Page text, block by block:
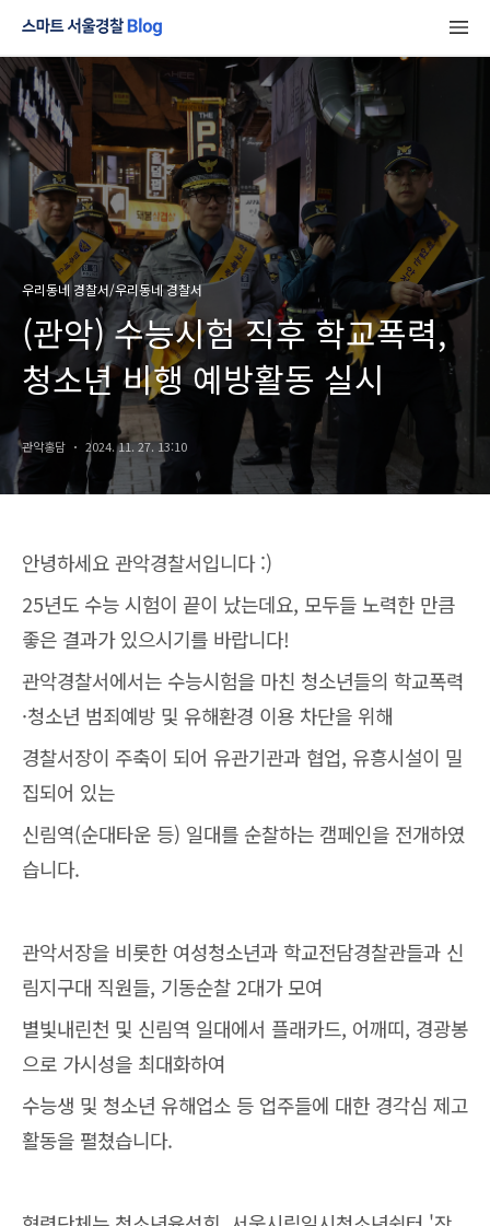
우리동네 경찰서/우리동네 경찰서
(관악) 수능시험 직후 학교폭력,
청소년 비행 예방활동 실시
관악홍담 2024. 11. 27. 13:10
안녕하세요 관악경찰서입니다 :)
25년도 수능 시험이 끝이 났는데요, 모두들 노력한 만큼
좋은 결과가 있으시기를 바랍니다!
관악경찰서에서는 수능시험을 마친 청소년들의 학교폭력
·청소년 범죄예방 및 유해환경 이용 차단을 위해
경찰서장이 주축이 되어 유관기관과 협업, 유흥시설이 밀
집되어 있는
신림역(순대타운 등) 일대를 순찰하는 캠페인을 전개하였
습니다.
관악서장을 비롯한 여성청소년과 학교전담경찰관들과 신
림지구대 직원들, 기동순찰 2대가 모여
별빛내린천 및 신림역 일대에서 플래카드, 어깨띠, 경광봉
으로 가시성을 최대화하여
수능생 및 청소년 유해업소 등 업주들에 대한 경각심 제고
활동을 펼쳤습니다.